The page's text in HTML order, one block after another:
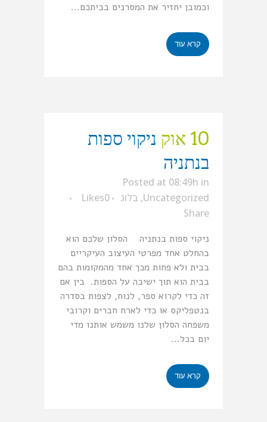
וכמובן יחזיר את המסרנים בביתכם...
קרא עוד
10 אוק
ניקוי ספות
בנתניה
Posted at 08:49h in
Uncategorized
, בלוג 0
Likes
Share
ניקוי ספות בנתניה הסלון שלכם הוא
בהחלט אחד מפרטי העיצוב העיקריים
בבית ולא פחות מכך אחד מהמקומות בהם
בבית הוא תוך ישיבה על הספות. בין אם
זה כדי לקרוא ספר, לנוח, לצפות בסדרה
בנטפליקס או כדי לארח חברים וקרובי
משפחה הסלון שלנו משמש אותנו מדי
יום בכל...
קרא עוד